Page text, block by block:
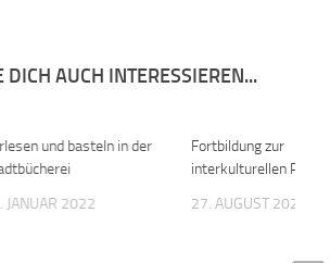
DICH AUCH INTERESSIEREN...
und basteln in der
JANUAR 2022
Fortbildung zur
interkulturellen
27. AUGUST 2020